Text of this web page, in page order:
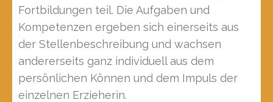
Fortbildungen teil. Die Aufgaben und
Kompetenzen ergeben sich einerseits aus
der Stellenbeschreibung und wachsen
andererseits ganz individuell aus dem
persönlichen Können und dem Impuls der
einzelnen Erzieherin.